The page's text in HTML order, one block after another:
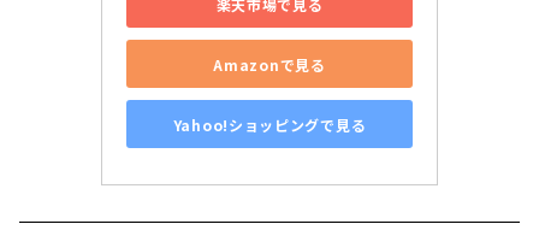
Amazonで見る
Yahoo!ショッピングで見る